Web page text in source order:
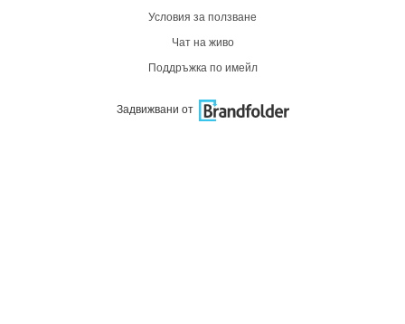
Условия за ползване
Чат на живо
Поддръжка по имейл
Задвижвани от